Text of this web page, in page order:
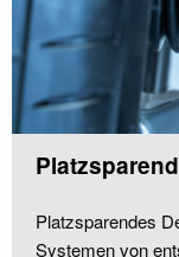
Platzsparendes
Systemen von